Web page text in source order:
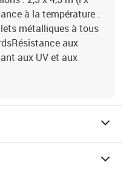
à la température :
métalliques à tous
aux
aux UV et aux